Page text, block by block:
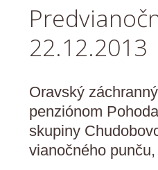
22.12.2013
Oravský
penziónom
skupiny
vianočného